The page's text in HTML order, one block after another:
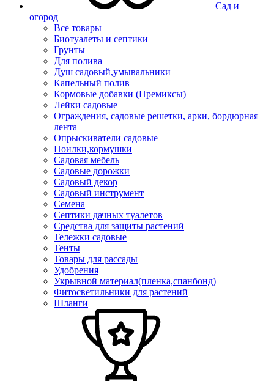
Сад и
огород
Все товары
Биотуалеты и септики
Грунты
Для полива
Душ садовый,умывальники
Капельный полив
Кормовые добавки (Премиксы)
Лейки садовые
Ограждения, садовые решетки, арки, бордюрная
лента
Опрыскиватели садовые
Поилки,кормушки
Садовая мебель
Садовые дорожки
Садовый декор
Садовый инструмент
Семена
Септики дачных туалетов
Средства для защиты растений
Тележки садовые
Тенты
Товары для рассады
Удобрения
Укрывной материал(пленка,спанбонд)
Фитосветильники для растений
Шланги